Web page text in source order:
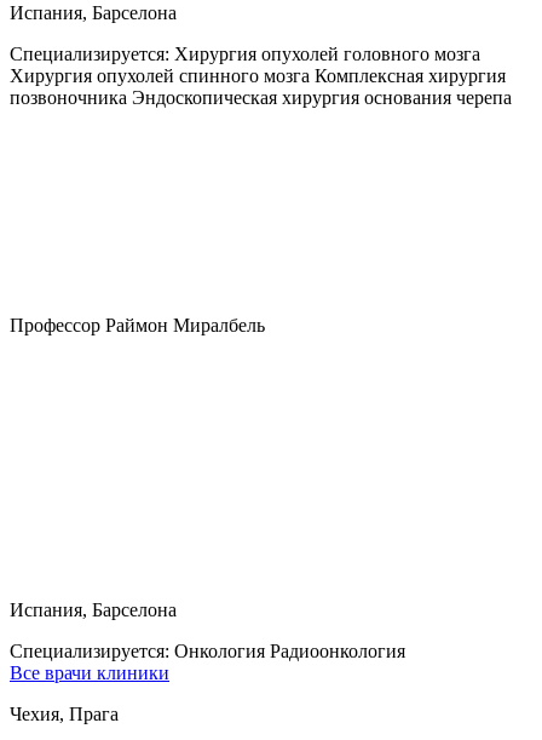
Испания, Барселона
Специализируется: Хирургия опухолей головного мозга
Хирургия опухолей спинного мозга Комплексная хирургия
позвоночника Эндоскопическая хирургия основания черепа
Профессор Раймон Миралбель
Испания, Барселона
Специализируется: Онкология Радиоонкология
Все врачи клиники
Чехия, Прага